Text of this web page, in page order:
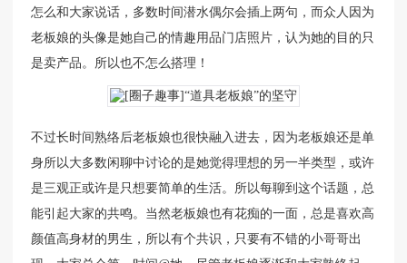
怎么和大家说话，多数时间潜水偶尔会插上两句，而众人因为
老板娘的头像是她自己的情趣用品门店照片，认为她的目的只
是卖产品。所以也不怎么搭理！
不过长时间熟络后老板娘也很快融入进去，因为老板娘还是单
身所以大多数闲聊中讨论的是她觉得理想的另一半类型，或许
是三观正或许是只想要简单的生活。所以每聊到这个话题，总
能引起大家的共鸣。当然老板娘也有花痴的一面，总是喜欢高
颜值高身材的男生，所以有个共识，只要有不错的小哥哥出